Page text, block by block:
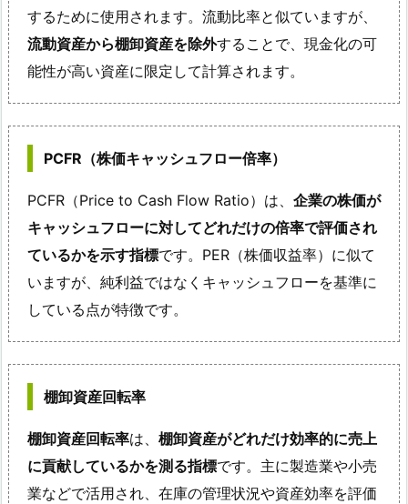
するために使用されます。流動比率と似ていますが、
流動資産から棚卸資産を除外することで、現金化の可
能性が高い資産に限定して計算されます。
PCFR（株価キャッシュフロー倍率）
PCFR（Price to Cash Flow Ratio）は、 企業の株価が
キャッシュフローに対してどれだけの倍率で評価され
ているかを示す指標です。PER（株価収益率）に似て
いますが、純利益ではなくキャッシュフローを基準に
している点が特徴です。
棚卸資産回転率
棚卸資産回転率は、 棚卸資産がどれだけ効率的に売上
に貢献しているかを測る指標です。主に製造業や小売
業などで活用され、在庫の管理状況や資産効率を評価